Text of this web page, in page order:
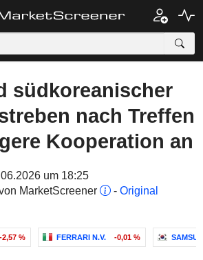
südkoreanischer
nach Treffen
Kooperation an
um 18:25
MarketScreener
- Original
-2,57 % FERRARI N.V. -0,01 %